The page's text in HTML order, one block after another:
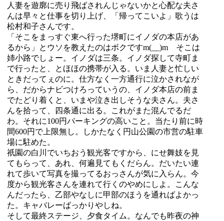
人妻を遊廓に売り飛ばされんじゃないかと心配な夫さ
んは早々と仕事を切り上げ、「帰ってこいよ」歌うは
松村和子さんです。
「そこをまっすぐ東へ行った堺町にイノダの本店があ
るから」とウソを教えたのはボクですm(__)m そこは
姉小路でしょー。イノダは三条。イノダ探して寺町ま
で行ったと、とほほの携帯が入る。いま人妻と忙しい
ときだってぇのに。仕方なく一方通行に泣かされなが
ら、だからナビつけろっていうの、イノダ本店の前ま
でたどり着くと、いまや泣き出しそうな夫さん。夫さ
んを拾って、四条通に出る。これがまた混んでるだ
わ。それに100円パーキングの高いこと。当たり前に時
間600円で上限無し。しかたなく円山公園の市営の駐車
場に駐めた。
祇園の白川でいちおう観光客ですから、にせ舞妓を見
てもらって、あれ、何遍見てもくだらん。だいたい連
れて歩いて写真を撮ってるおっさんが気に入らん。今
度から観光客さんを連れて行くのやめにしよ。こんな
んだったら、乙部やなしに甲部のほうを通ればよかっ
た。キャバレーばっかりやしね。
そして最終ステージ、夕食タイム。なんでも昨夜の神